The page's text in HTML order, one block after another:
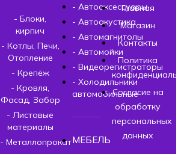
- Блоки,
кирпич
- Котлы, Печи,
Отопление
- Крепёж
- Кровля,
Фасад, Забор
- Листовые
материалы
- Металлопрокат
- Автоаксессуары
- Автоакустика
- Автомагнитолы
- Автомойки
- Видеорегистраторы
- Холодильники
автомобильные
МЕБЕЛЬ
Главная
Магазин
Контакты
Политика
Согласие на
обработку
персональных
данных